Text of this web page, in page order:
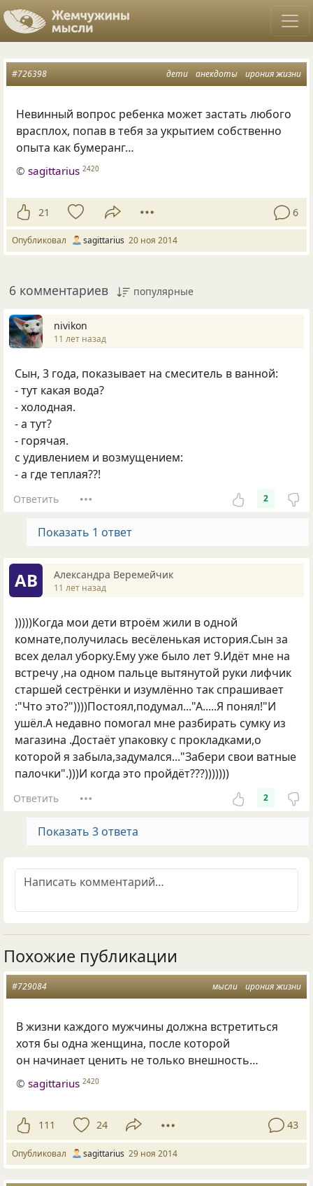
дети анекдоты ирония жизни
#726398
Невинный вопрос ребенка может застать любого
врасплох, попав в тебя за укрытием собственно
опыта как бумеранг…
©sagittarius 2420
21 6
Опубликовал sagittarius 20 ноя 2014
6 комментариев популярные
nivikon
11 лет назад
Сын, 3 года, показывает на смеситель в ванной:
- тут какая вода?
- холодная.
- а тут?
- горячая.
с удивлением и возмущением:
- а где теплая??!
Ответить 2
Показать 1 ответ
АВ Александра Веремейчик
11 лет назад
)))))Когда мои дети втроём жили в одной
комнате,получилась весёленькая история.Сын за
всех делал уборку.Ему уже было лет 9.Идёт мне на
встречу ,на одном пальце вытянутой руки лифчик
старшей сестрёнки и изумлённо так спрашивает
:"Что это?"))))Постоял,подумал..."А.....Я понял!"И
ушёл.А недавно помогал мне разбирать сумку из
магазина .Достаёт упаковку с прокладками,о
которой я забыла,задумался..."Забери свои ватные
палочки".)))И когда это пройдёт???)))))))
Ответить 2
Показать 3 ответа
Похожие публикации
мысли ирония жизни
#729084
В жизни каждого мужчины должна встретиться
хотя бы одна женщина, после которой
он начинает ценить не только внешность…
©sagittarius 2420
111 24 43
Опубликовал sagittarius 29 ноя 2014